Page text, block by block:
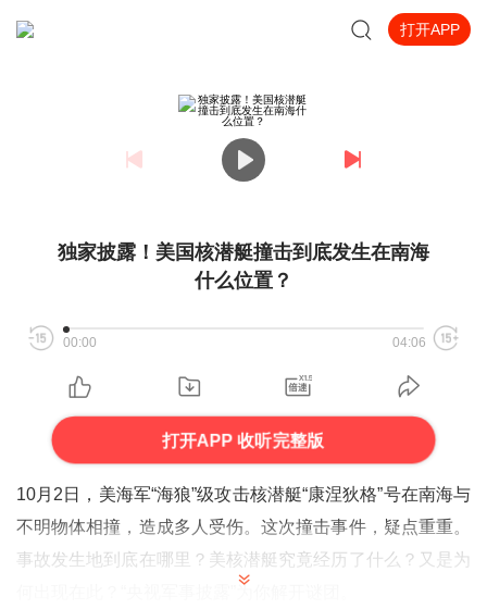
打开APP
独家披露！美国核潜艇撞击到底发生在南海
什么位置？
00:00 04:06
打开APP 收听完整版
10月2日，美海军“海狼”级攻击核潜艇“康涅狄格”号在南海与
不明物体相撞，造成多人受伤。这次撞击事件，疑点重重。
事故发生地到底在哪里？美核潜艇究竟经历了什么？又是为